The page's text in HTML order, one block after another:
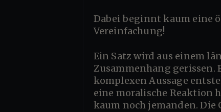
Dabei beginnt kaum eine öffentliche Eskalation mit einer Lüge, denn sie fängt fast immer mit einer
Vereinfachung!
Ein Satz wird aus einem längeren Interview herausgelöst. Eine Formulierung wird aus ihrem
Zusammenhang
komplexen Aussage
eine moralische Reaktion
kaum noch jemanden.